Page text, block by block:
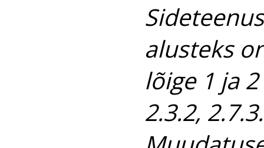
alusteks
lõige 1 ja
2.3.2, 2.7.3.